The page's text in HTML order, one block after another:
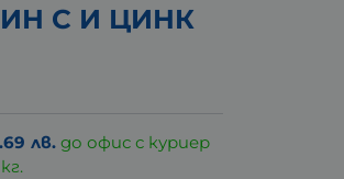
C И ЦИНК
лв. до офис с куриер